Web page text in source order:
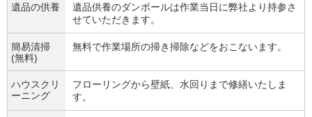
遺品の供養
遺品供養のダンボールは作業当日に弊社より持参さ
せていただきます。
簡易清掃
(無料)
無料で作業場所の掃き掃除などをおこないます。
ハウスクリ
ーニング
フローリングから壁紙、水回りまで修繕いたしま
す。